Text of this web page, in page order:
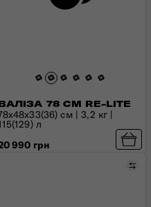
78 СМ RE-LITE
см | 3,2 кг |
л
990 грн